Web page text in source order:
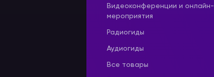
Видеоконференции и онлайн-
мероприятия
Радиогиды
Аудиогиды
Все товары